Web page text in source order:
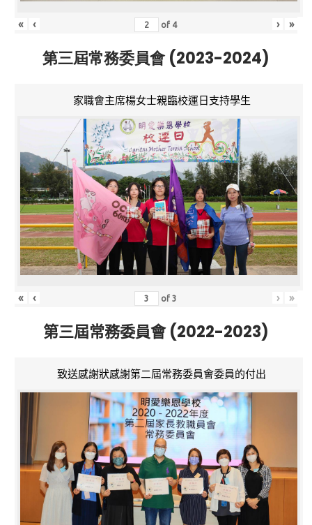
« ‹ of 4 › »
第三屆常務委員會 (2023-2024)
家職會主席楊女士親臨校運日支持學生
« ‹ of3 › »
第三屆常務委員會 (2022-2023)
致送感謝狀感謝第二屆常務委員會委員的付出